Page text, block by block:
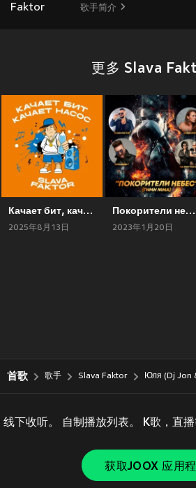
歌手简介
更多 Slava
Качает бит, качает насос
2025年8月13日
Покорители небес
2023年1月20日
首歌 歌手 Slava Faktor Юля (Dj Jon
线下收听。 自制播放列表。 K歌，直播
获取JOOX 应用